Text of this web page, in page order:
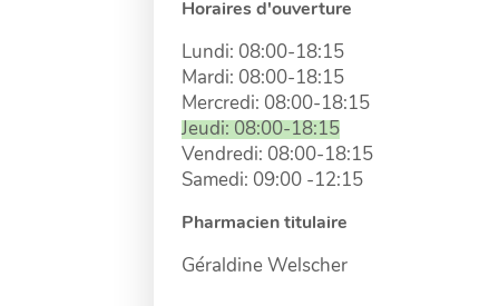
Horaires d'ouverture
Lundi: 08:00-18:15
Mardi: 08:00-18:15
Mercredi: 08:00-18:15
Jeudi: 08:00-18:15
Vendredi: 08:00-18:15
Samedi: 09:00 -12:15
Pharmacien titulaire
Géraldine Welscher